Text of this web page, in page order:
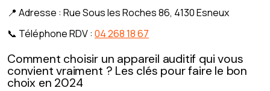
📍 Adresse : Rue Sous les Roches 86, 4130 Esneux
📞 Téléphone RDV : 04 268 18 67
Comment choisir un appareil auditif qui vous
convient vraiment ? Les clés pour faire le bon
choix en 2024